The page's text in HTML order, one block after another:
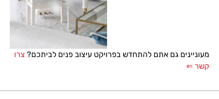
מעוניינים גם אתם להתחדש בפרויקט עיצוב פנים לביתכם? צרו
קשר ⇐